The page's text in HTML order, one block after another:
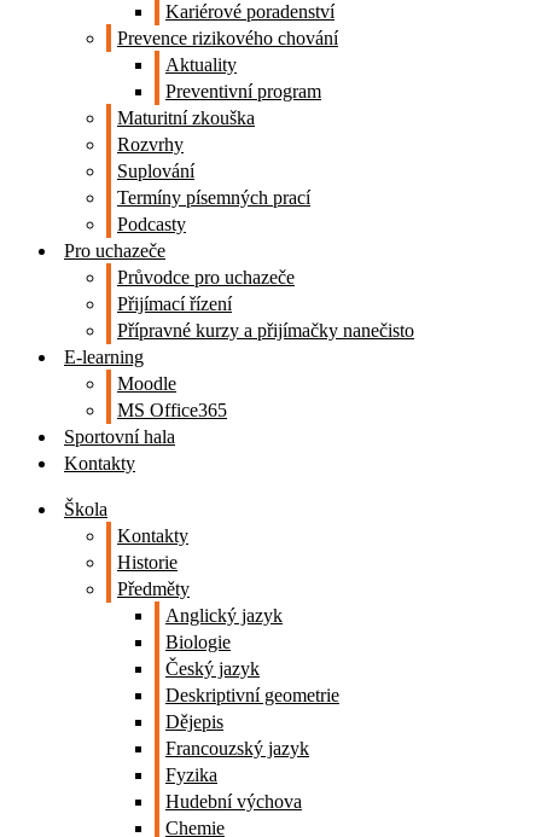
Kariérové poradenství
Prevence rizikového chování
Aktuality
Preventivní program
Maturitní zkouška
Rozvrhy
Suplování
Termíny písemných prací
Podcasty
Pro uchazeče
Průvodce pro uchazeče
Přijímací řízení
Přípravné kurzy a přijímačky nanečisto
E-learning
Moodle
MS Office365
Sportovní hala
Kontakty
Škola
Kontakty
Historie
Předměty
Anglický jazyk
Biologie
Český jazyk
Deskriptivní geometrie
Dějepis
Francouzský jazyk
Fyzika
Hudební výchova
Chemie